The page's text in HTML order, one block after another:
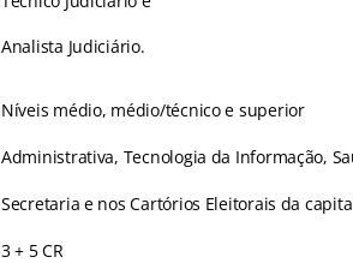
Analista Judiciário.
Níveis médio, médio/técnico e superior
Administrativa, Tecnologia da Informação,
Secretaria e nos Cartórios Eleitorais da
3 + 5 CR